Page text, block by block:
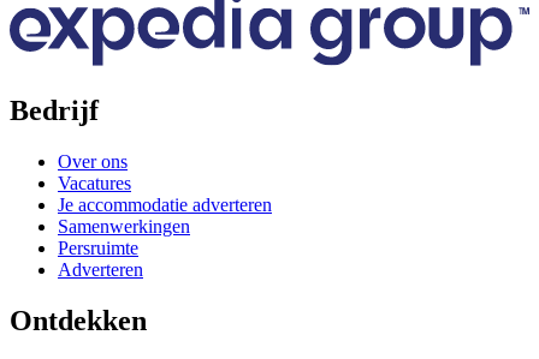
Bedrijf
Over ons
Vacatures
Je accommodatie adverteren
Samenwerkingen
Persruimte
Adverteren
Ontdekken